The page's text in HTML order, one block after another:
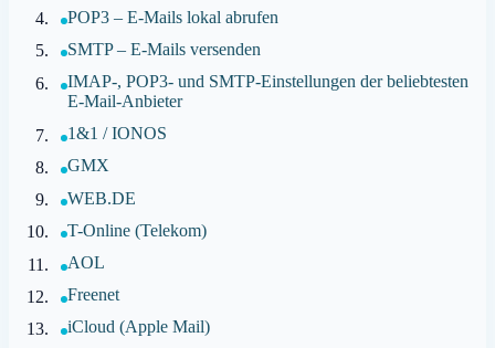
POP3 – E-Mails lokal abrufen
SMTP – E-Mails versenden
IMAP-, POP3- und SMTP-Einstellungen der beliebtesten
E-Mail-Anbieter
1&1 / IONOS
GMX
WEB.DE
T-Online (Telekom)
AOL
Freenet
iCloud (Apple Mail)